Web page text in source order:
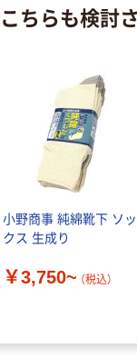
ちらも検討
小野商事 純綿靴下 ソッ
クス 生成り
￥3,750~ （税込）